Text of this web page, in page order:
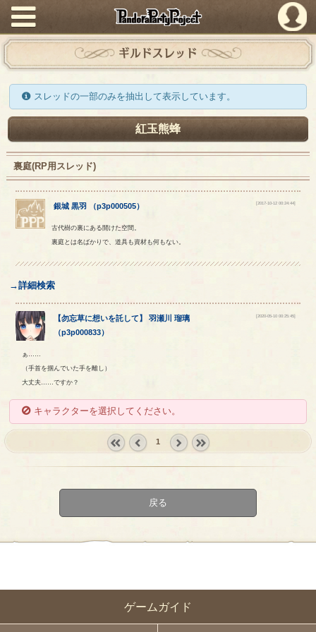
PandoraPartyProject
ゲームガイド
ギルドスレッド
スレッドの一部のみを抽出して表示しています。
紅玉熊蜂
裏庭(RP用スレッド)
銀城 黒羽 （p3p000505） [2017-10-12 00:24:44]
古代樹の裏にある開けた空間。
裏庭とは名ばかりで、道具も資材も何もない。
→詳細検索
【勿忘草に想いを託して】羽瀬川 瑠璃
（p3p000833）
[2020-05-10 00:25:45]
ぁ……
（手首を掴んでいた手を離し）
大丈夫……ですか？
キャラクターを選択してください。
1
戻る